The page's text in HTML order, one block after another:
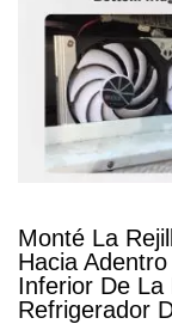
Monté La
Hacia
Inferior De La
Refrigerador